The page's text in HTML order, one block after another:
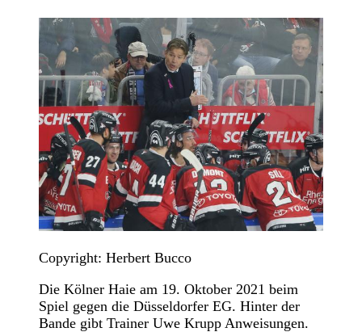
Copyright: Herbert Bucco
Die Kölner Haie am 19. Oktober 2021 beim
Spiel gegen die Düsseldorfer EG. Hinter der
Bande gibt Trainer Uwe Krupp Anweisungen.